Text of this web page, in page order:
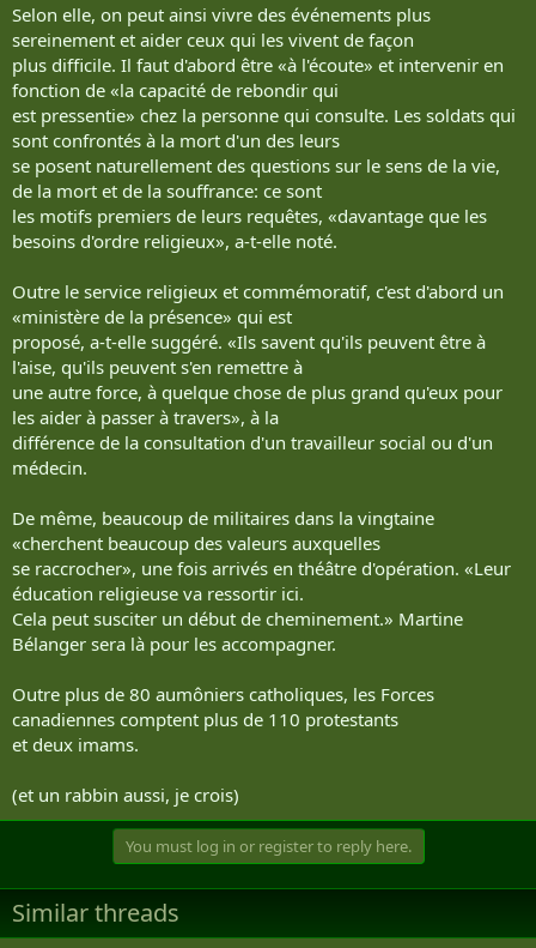
Selon elle, on peut ainsi vivre des événements plus
sereinement et aider ceux qui les vivent de façon
plus difficile. Il faut d'abord être «à l'écoute» et intervenir en
fonction de «la capacité de rebondir qui
est pressentie» chez la personne qui consulte. Les soldats qui
sont confrontés à la mort d'un des leurs
se posent naturellement des questions sur le sens de la vie,
de la mort et de la souffrance: ce sont
les motifs premiers de leurs requêtes, «davantage que les
besoins d'ordre religieux», a-t-elle noté.
Outre le service religieux et commémoratif, c'est d'abord un
«ministère de la présence» qui est
proposé, a-t-elle suggéré. «Ils savent qu'ils peuvent être à
l'aise, qu'ils peuvent s'en remettre à
une autre force, à quelque chose de plus grand qu'eux pour
les aider à passer à travers», à la
différence de la consultation d'un travailleur social ou d'un
médecin.
De même, beaucoup de militaires dans la vingtaine
«cherchent beaucoup des valeurs auxquelles
se raccrocher», une fois arrivés en théâtre d'opération. «Leur
éducation religieuse va ressortir ici.
Cela peut susciter un début de cheminement.» Martine
Bélanger sera là pour les accompagner.
Outre plus de 80 aumôniers catholiques, les Forces
canadiennes comptent plus de 110 protestants
et deux imams.
(et un rabbin aussi, je crois)
You must log in or register to reply here.
Similar threads